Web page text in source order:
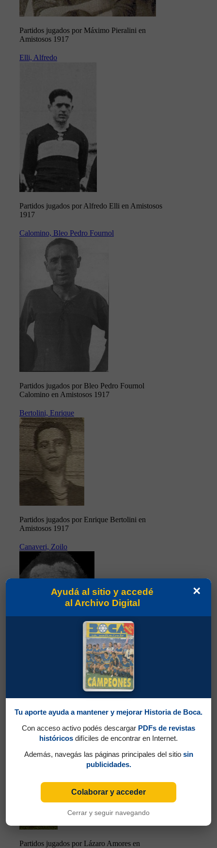
Partidos jugados por Máximo Pieralini en
Amistosos 1917
Elli, Alfredo
Partidos jugados por Alfredo Elli en Amistosos
1917
Calomino, Bleo Pedro Fournol
Partidos jugados por Bleo Pedro Fournol
Calomino en Amistosos 1917
Bertolini, Enrique
Partidos jugados por Enrique Bertolini en
Amistosos 1917
Canaveri, Zoilo
Partidos jugados por Zoilo Canaveri en
Amores, Lázaro
Partidos jugados por Lázaro Amores en
×
Ayudá al sitio y accedé
al Archivo Digital
Tu aporte ayuda a mantener y mejorar Historia de Boca.
Con acceso activo podés descargar PDFs de revistas
históricos difíciles de encontrar en Internet.
Además, navegás las páginas principales del sitio sin
publicidades.
Colaborar y acceder
Cerrar y seguir navegando